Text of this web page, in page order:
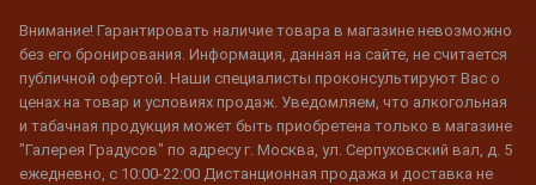
Внимание! Гарантировать наличие товара в магазине невозможно
без его бронирования. Информация, данная на сайте, не считается
публичной офертой. Наши специалисты проконсультируют Вас о
ценах на товар и условиях продаж. Уведомляем, что алкогольная
и табачная продукция может быть приобретена только в магазине
"Галерея Градусов" по адресу г. Москва, ул. Серпуховский вал, д. 5
ежедневно, с 10:00-22:00 Дистанционная продажа и доставка не